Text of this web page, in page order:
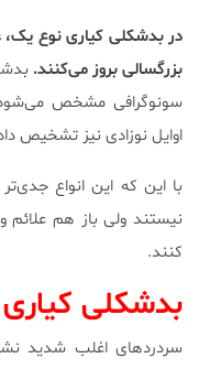
در بدشکلی کیاری نوع یک،
بزرگسالی بروز می‌کنند.
سونوگرافی مشخص
اوایل نوزادی نیز تشخیص
با این که این انواع
نیستند ولی باز هم علائم
کنند.
بدشکلی
سردردهای اغلب شدید